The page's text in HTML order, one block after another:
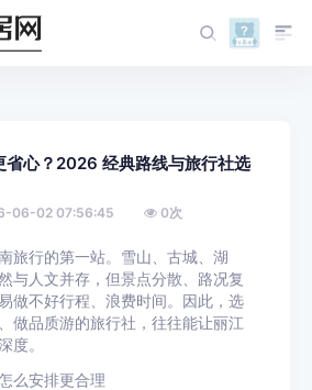
省心？2026 经典路线与旅行社选
06-02 07:56:45 0次
旅行的第一站。雪山、古城、湖
与人文并存，但景点分散、路况复
做不好行程、浪费时间。因此，选
做品质游的旅行社，往往能让丽江
度。
么安排更合理